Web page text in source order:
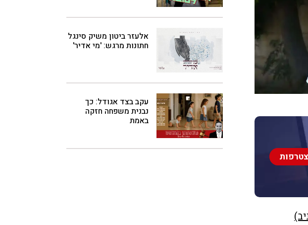
אלעזר ביטון משיק סינגל
חתונות מרגש: 'מי אדיר'
עקב בצד אגודל: כך
נבנית משפחה חזקה
באמת